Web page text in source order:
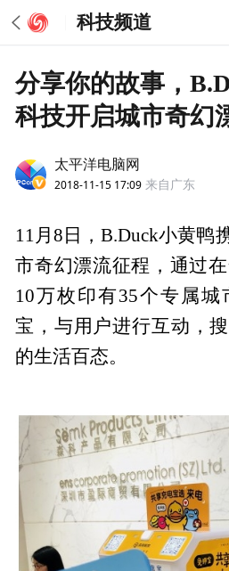
科技频道
分享你的故事，
科技开启城市奇幻
太平洋电脑网
2018-11-15 17:09 来自广东
11月8日，B.Duck小黄鸭
市奇幻漂流征程，通过
10万枚印有35个专属
宝，与用户进行互动，
的生活百态。